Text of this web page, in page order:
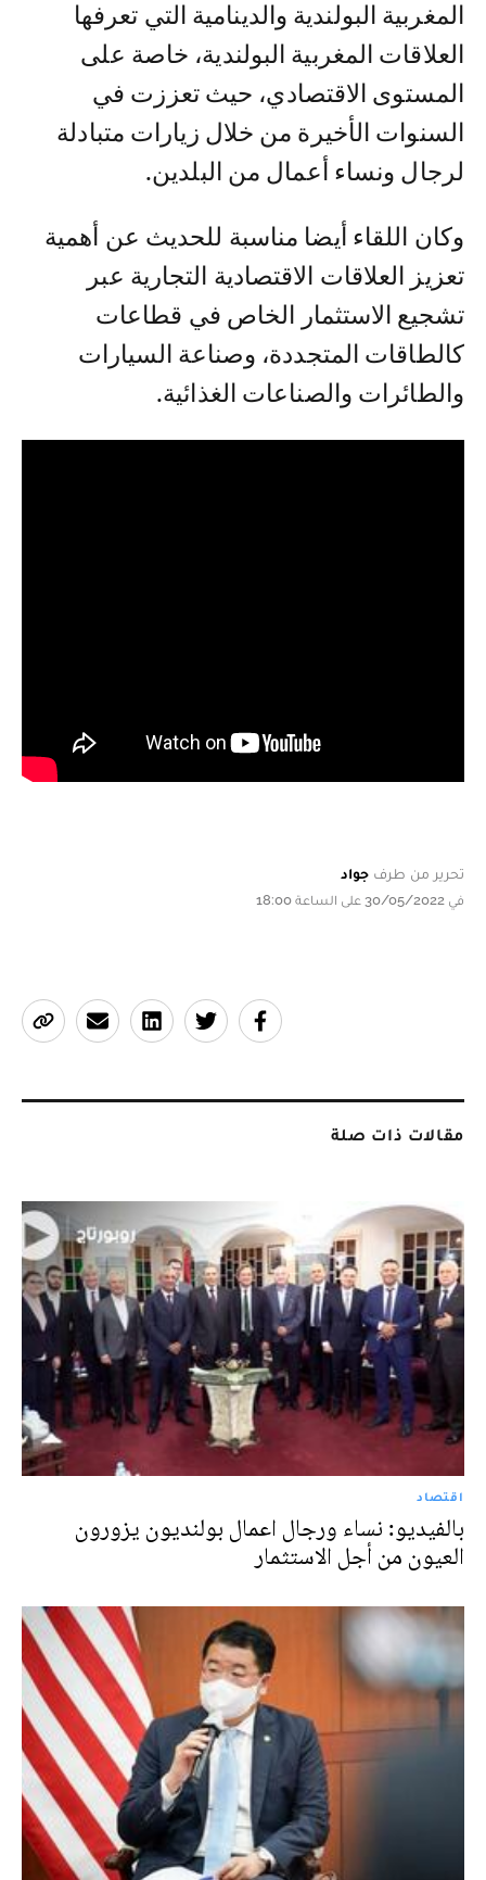
المغربية البولندية والدينامية التي تعرفها
العلاقات المغربية البولندية، خاصة على
المستوى الاقتصادي، حيث تعززت في
السنوات الأخيرة من خلال زيارات متبادلة
لرجال ونساء أعمال من البلدين.
وكان اللقاء أيضا مناسبة للحديث عن أهمية
تعزيز العلاقات الاقتصادية التجارية عبر
تشجيع الاستثمار الخاص في قطاعات
كالطاقات المتجددة، وصناعة السيارات
والطائرات والصناعات الغذائية.
تحرير من طرف جواد
في 30/05/2022 على الساعة 18:00
مقالات ذات صلة
اقتصاد
بالفيديو: نساء ورجال اعمال بولنديون يزورون
العيون من أجل الاستثمار